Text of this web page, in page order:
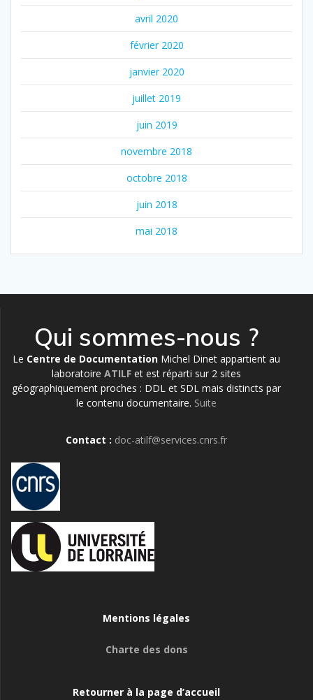
avril 2020
février 2020
janvier 2020
juillet 2019
juin 2019
novembre 2018
octobre 2018
juin 2018
mai 2018
Qui sommes-nous ?
Le Centre de Documentation Michel Dinet appartient au
laboratoire ATILF et est réparti sur 2 sites
géographiquement proches : DDL et SDL mais distincts par
le contenu documentaire. Suite
Contact : doc-atilf@services.cnrs.fr
Mentions légales
Charte des dons
Retourner à la page d’accueil